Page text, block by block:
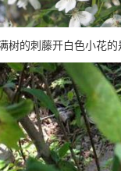
树的刺藤开白色小花